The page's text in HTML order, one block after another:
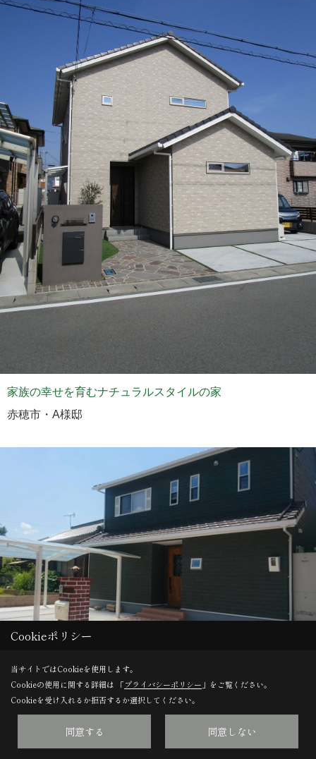
家族の幸せを育むナチュラルスタイルの家
赤穂市・A様邸
アーリーアメリカンスタイルの家
姫路市・U様邸
Cookieポリシー
当サイトではCookieを使用します。
Cookieの使用に関する詳細は 「プライバシーポリシー 」をご覧ください。
Cookieを受け入れるか拒否するか選択してください。
同意する 同意しない